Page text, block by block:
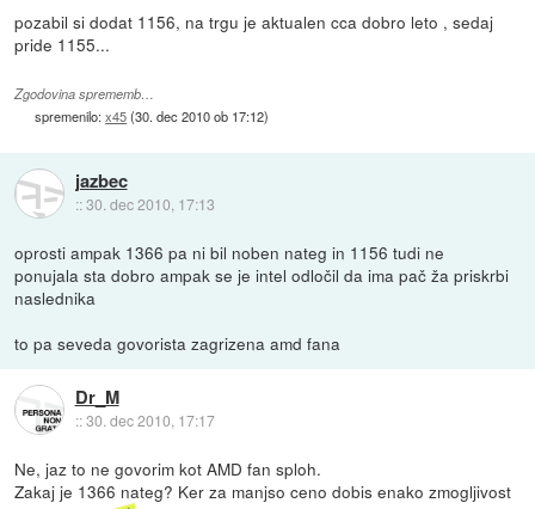
pozabil si dodat 1156, na trgu je aktualen cca dobro leto , sedaj
pride 1155...
Zgodovina sprememb…
spremenilo:x45(30. dec 2010 ob 17:12)
jazbec
::30. dec 2010, 17:13
oprosti ampak 1366 pa ni bil noben nateg in 1156 tudi ne
ponujala sta dobro ampak se je intel odločil da ima pač ža priskrbi
naslednika
to pa seveda govorista zagrizena amd fana
Dr_M
::30. dec 2010, 17:17
Ne, jaz to ne govorim kot AMD fan sploh.
Zakaj je 1366 nateg? Ker za manjso ceno dobis enako zmogljivost